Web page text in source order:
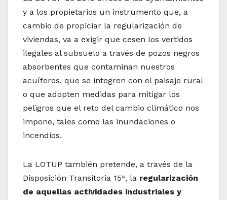
y a los propietarios un instrumento que, a
cambio de propiciar la regularización de
viviendas, va a exigir que cesen los vertidos
ilegales al subsuelo a través de pozos negros
absorbentes que contaminan nuestros
acuíferos, que se integren con el paisaje rural
o que adopten medidas para mitigar los
peligros que el reto del cambio climático nos
impone, tales como las inundaciones o
incendios.
La LOTUP también pretende, a través de la
Disposición Transitoria 15ª, la regularización
de aquellas actividades industriales y